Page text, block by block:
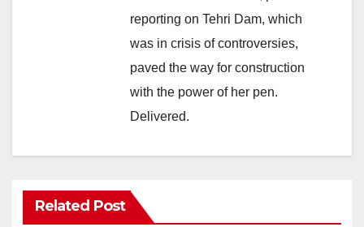
reporting on Tehri Dam, which
was in crisis of controversies,
paved the way for construction
with the power of her pen.
Delivered.
Related Post